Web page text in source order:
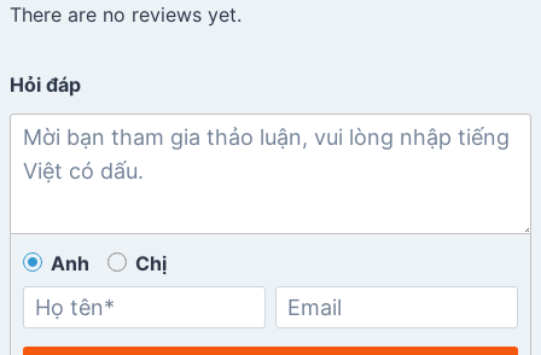
There are no reviews yet.
Hỏi đáp
Anh Chị